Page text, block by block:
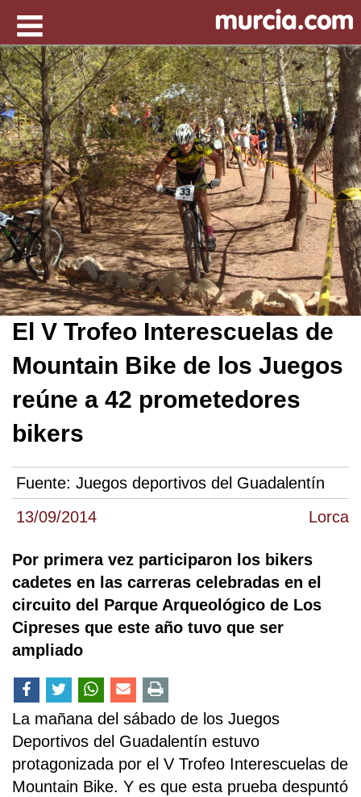
13/09/2014 Lorca
El V Trofeo Interescuelas de
Mountain Bike de los Juegos
reúne a 42 prometedores
bikers
Fuente: Juegos deportivos del Guadalentín
Por primera vez participaron los bikers
cadetes en las carreras celebradas en el
circuito del Parque Arqueológico de Los
Cipreses que este año tuvo que ser
ampliado
La mañana del sábado de los Juegos
Deportivos del Guadalentín estuvo
protagonizada por el V Trofeo Interescuelas de
Mountain Bike. Y es que esta prueba despuntó